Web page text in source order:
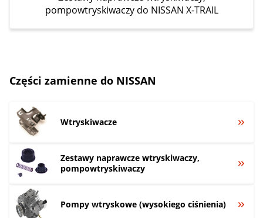
pompowtryskiwaczy do NISSAN X-TRAIL
Części zamienne do NISSAN
Wtryskiwacze
Zestawy naprawcze wtryskiwaczy,
pompowtryskiwaczy
Pompy wtryskowe (wysokiego ciśnienia)